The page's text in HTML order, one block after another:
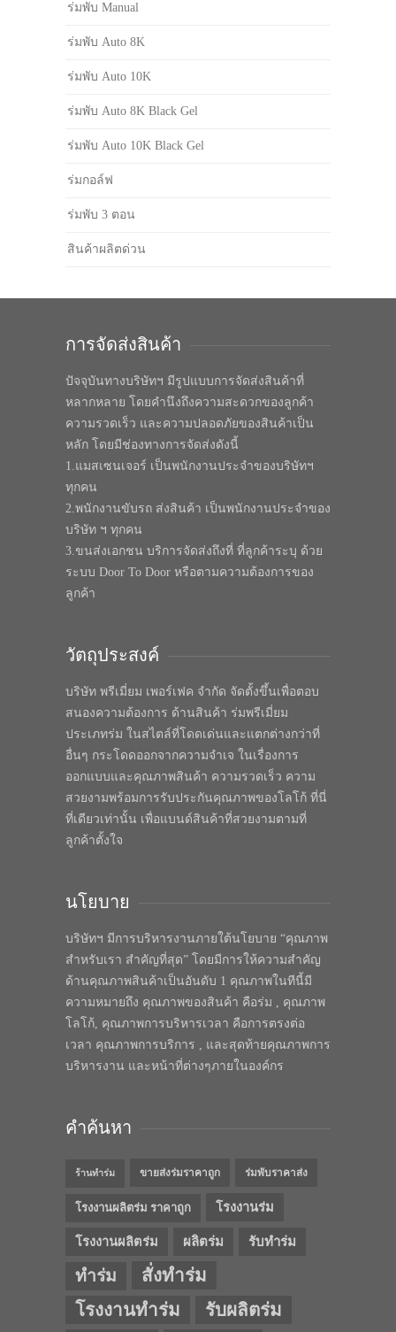
ร่มพับ Manual
ร่มพับ Auto 8K
ร่มพับ Auto 10K
ร่มพับ Auto 8K Black Gel
ร่มพับ Auto 10K Black Gel
ร่มกอล์ฟ
ร่มพับ 3 ตอน
สินค้าผลิตด่วน
การจัดส่งสินค้า
ปัจจุบันทางบริษัทฯ มีรูปแบบการจัดส่งสินค้าที่
หลากหลาย โดยคำนึงถึงความสะดวกของลูกค้า
ความรวดเร็ว และความปลอดภัยของสินค้าเป็น
หลัก โดยมีช่องทางการจัดส่งดังนี้
1.แมสเซนเจอร์ เป็นพนักงานประจำของบริษัทฯ
ทุกคน
2.พนักงานขับรถ ส่งสินค้า เป็นพนักงานประจำของ
บริษัท ฯ ทุกคน
3.ขนส่งเอกชน บริการจัดส่งถึงที่ ที่ลูกค้าระบุ ด้วย
ระบบ Door To Door หรือตามความต้องการของ
ลูกค้า
วัตถุประสงค์
บริษัท พรีเมี่ยม เพอร์เฟค จำกัด จัดตั้งขึ้นเพื่อตอบ
สนองความต้องการ ด้านสินค้า ร่มพรีเมี่ยม
ประเภทร่ม ในสไตล์ที่โดดเด่นและแตกต่างกว่าที่
อื่นๆ กระโดดออกจากความจำเจ ในเรื่องการ
ออกแบบและคุณภาพสินค้า ความรวดเร็ว ความ
สวยงามพร้อมการรับประกันคุณภาพของโลโก้ ที่นี่
ที่เดียวเท่านั้น เพื่อแบนด์สินค้าที่สวยงามตามที่
ลูกค้าตั้งใจ
นโยบาย
บริษัทฯ มีการบริหารงานภายใต้นโยบาย “คุณภาพ
สำหรับเรา สำคัญที่สุด” โดยมีการให้ความสำคัญ
ด้านคุณภาพสินค้าเป็นอันดับ 1 คุณภาพในทีนี้มี
ความหมายถึง คุณภาพของสินค้า คือร่ม , คุณภาพ
โลโก้, คุณภาพการบริหารเวลา คือการตรงต่อ
เวลา คุณภาพการบริการ , และสุดท้ายคุณภาพการ
บริหารงาน และหน้าที่ต่างๆภายในองค์กร
คำค้นหา
ร้านทำร่ม ขายส่งร่มราคาถูก ร่มพับราคาส่ง
โรงงานผลิตร่ม ราคาถูก โรงงานร่ม
โรงงานผลิตร่ม ผลิตร่ม รับทำร่ม
ทำร่ม
สั่งทำร่ม
โรงงานทำร่ม
รับผลิตร่ม